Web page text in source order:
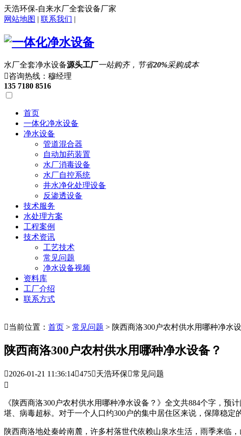
天浩环保-自来水厂全套设备厂家
网站地图 | 联系我们 |
水厂全套净水设备源头工厂一站购齐，节省20%采购成本
咨询热线：穆经理
135 7180 8516
首页
一体化净水设备
净水设备
管道混合器
自动加药装置
水厂消毒设备
水厂自控系统
井水净化处理设备
反渗透设备
技术服务
水处理方案
工程案例
技术资讯
工艺技术
常见问题
净水设备视频
资料库
工厂介绍
联系方式
当前位置： 首页 > 常见问题 > 陕西商洛300户农村供水用哪种净水
陕西商洛300户农村供水用哪种净水设备？
2026-01-21 11:36:14475天浩环保常见问题

《陕西商洛300户农村供水用哪种净水设备？》全文共884个字，
堪、病毒超标。对于一个人口约300户的集中居住区来说，保障稳
陕西商洛地处秦岭南麓，许多村落世代依赖山泉水生活，雨季来临